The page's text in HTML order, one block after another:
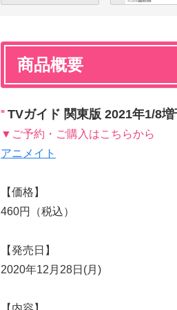
商品概要
TVガイド 関東版 2021年1/8増
▼ご予約・ご購入はこちらから
アニメイト
【価格】
460円（税込）
【発売日】
2020年12月28日(月)